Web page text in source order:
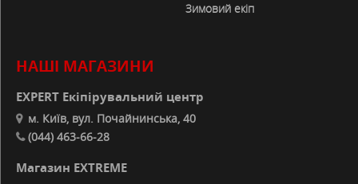
Зимовий екіп
НАШІ МАГАЗИНИ
EXPERT Екіпірувальний центр
м. Київ, вул. Почайнинська, 40
(044) 463-66-28
Магазин EXTREME